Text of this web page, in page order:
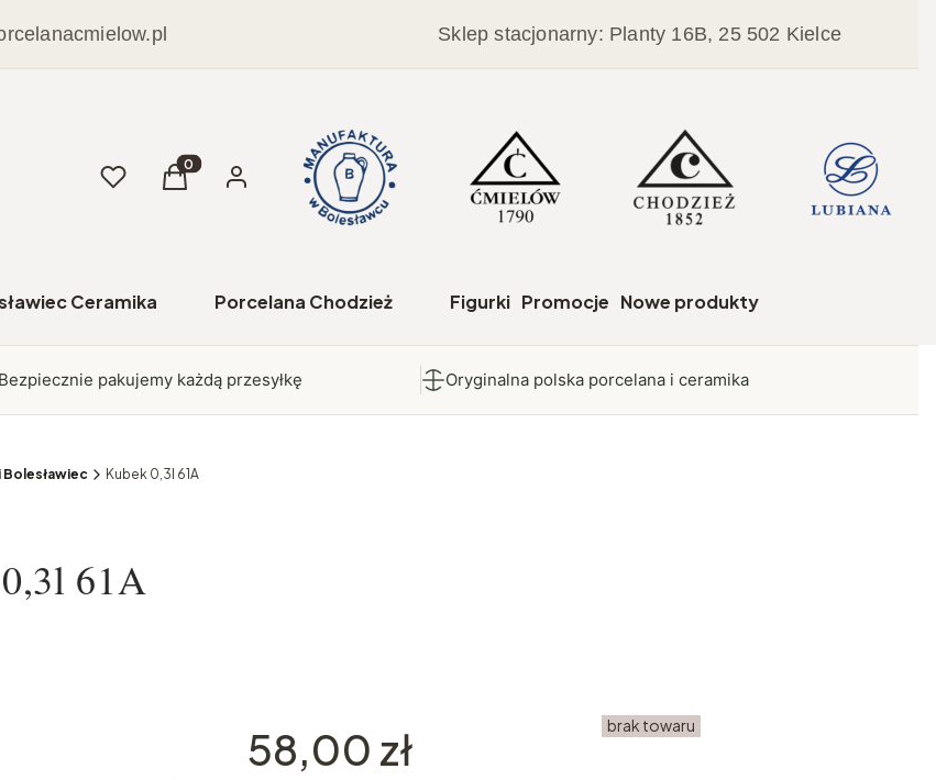
Sklep stacjonarny: Planty 16B, 25 502 Kielce
UlubioneProdukty w koszyku: 0. Zobacz szczegóły
Koszyk Zaloguj się
Ceramika Porcelana Chodzież Figurki Promocje Nowe produkty
Bezpiecznie pakujemy każdą przesyłkę Oryginalna polska porcelana i ceramika
Bolesławiec Kubek 0,3l 61A
61A
Cena
58,00 zł brak towaru